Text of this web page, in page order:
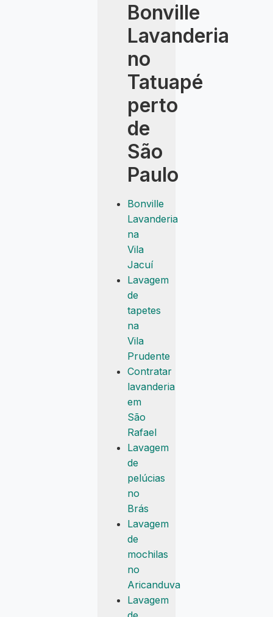
Bonville
Lavanderia
no
Tatuapé
perto
de
São
Paulo
Bonville
Lavanderia
na
Vila
Jacuí
Lavagem
de
tapetes
na
Vila
Prudente
Contratar
lavanderia
em
São
Rafael
Lavagem
de
pelúcias
no
Brás
Lavagem
de
mochilas
no
Aricanduva
Lavagem